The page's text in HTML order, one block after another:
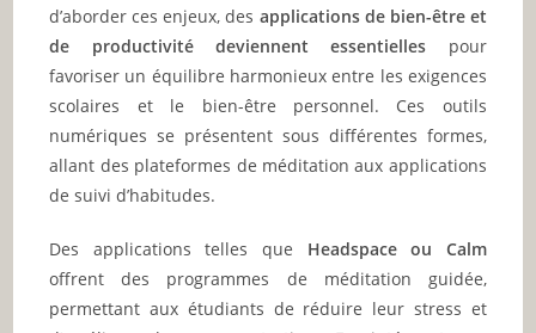
d’aborder ces enjeux, des applications de bien-être et
de productivité deviennent essentielles pour
favoriser un équilibre harmonieux entre les exigences
scolaires et le bien-être personnel. Ces outils
numériques se présentent sous différentes formes,
allant des plateformes de méditation aux applications
de suivi d’habitudes.
Des applications telles que Headspace ou Calm
offrent des programmes de méditation guidée,
permettant aux étudiants de réduire leur stress et